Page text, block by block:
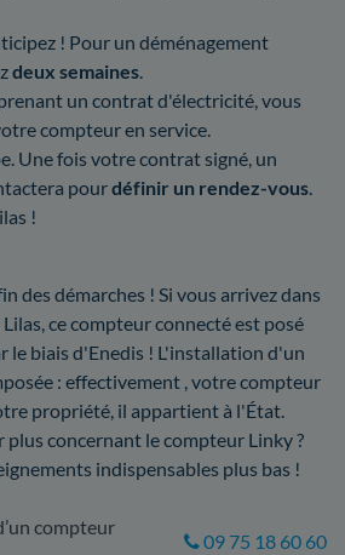
! Pour un déménagement
deux semaines.
un contrat d'électricité, vous
compteur en service.
Une fois votre contrat signé, un
pourdéfinir un rendez-vous.
!
des démarches ! Si vous arrivez dans
ce compteur connecté est posé
le biais d'Enedis ! L'installation d'un
: effectivement , votre compteur
propriété, il appartient à l'État.
plus concernant le compteur Linky ?
indispensables plus bas !
compteur
09 75 18 60 60